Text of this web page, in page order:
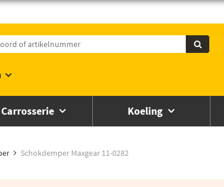
Carrosserie Koeling
Schokdemper Maxgear 11-0282